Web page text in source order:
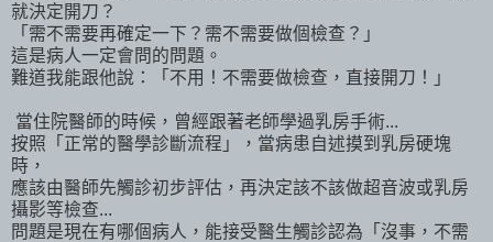
就決定開刀？
「需不需要再確定一下？需不需要做個檢查？」
這是病人一定會問的問題。
難道我能跟他說：「不用！不需要做檢查，直接開刀！」
當住院醫師的時候，曾經跟著老師學過乳房手術...
按照「正常的醫學診斷流程」，當病患自述摸到乳房硬塊
時，
應該由醫師先觸診初步評估，再決定該不該做超音波或乳房
攝影等檢查...
問題是現在有哪個病人，能接受醫生觸診認為「沒事，不需